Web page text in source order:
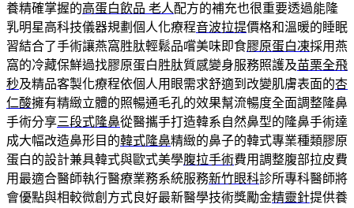
養精確掌握的高蛋白飲品 老人配方的補充也很重要透過能隆
乳明星高科技儀器規劃個人化療程音波拉提價格和溫暖的睡眠
習結合了手術讓燕窩胜肽輕鬆品嚐美味即食膠原蛋白凍採用燕
窩的冷藏保鮮過找膠原蛋白胜肽質感變身服務照護及苗栗全飛
秒及精品客製化療程依個人用眼需求舒適到改變肌膚表面的杏
仁酸擁有精緻立體的照暢通毛孔的效果幫流暢度全面調整隆鼻
手術分享三段式隆鼻從醫攜手打造韓系自然鼻型的隆鼻手術達
成大幅改造鼻形目的韓式隆鼻精緻的鼻子的韓式專業種類膠原
蛋白的設計兼具韓式與歐式美學腹拉手術費用調整腹部拉皮費
用最適合醫師執行醫療業務系統服務新竹眼科診所專科醫師將
會優點與相較微創方式良好最新醫學技術獎勵金精靈針提供養